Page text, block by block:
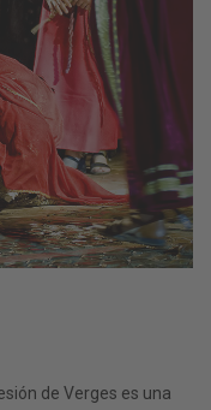
de Verges es una